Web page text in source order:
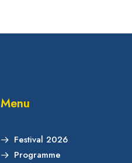
Menu
Festival 2026
Programme